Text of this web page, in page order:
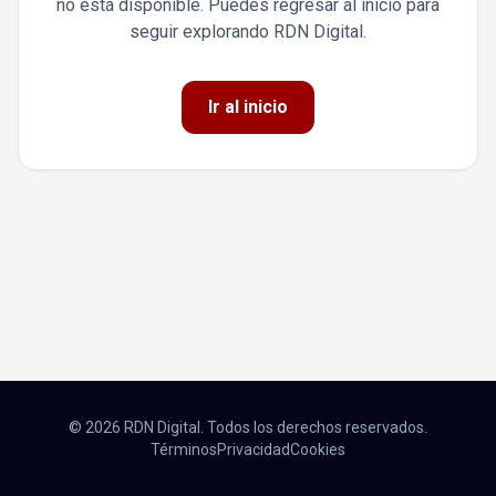
no está disponible. Puedes regresar al inicio para
seguir explorando RDN Digital.
Ir al inicio
© 2026 RDN Digital. Todos los derechos reservados.
TérminosPrivacidadCookies